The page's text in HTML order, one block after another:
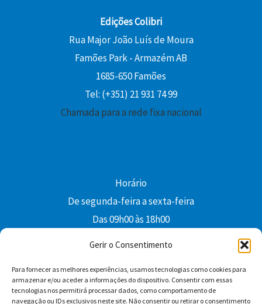
Gerir o Consentimento
Para fornecer as melhores experiências, usamos tecnologias como cookies para
armazenar e/ou aceder a informações do dispositivo. Consentir com essas
tecnologias nos permitirá processar dados, como comportamento de
navegação ou IDs exclusivos neste site. Não consentir ou retirar o consentimento
Edições Colibri
Rua Major João Luís de Moura
Famões Park - Armazém AB
1685-650 Famões
Tel: (+351) 21 931 74 99
Chamada para a rede fixa nacional
Horário
De segunda-feira a sexta-feira
Das 09h00 às 18h00
Facebook YouTube Instagram
Whatsapp
Condições Gerais de Venda